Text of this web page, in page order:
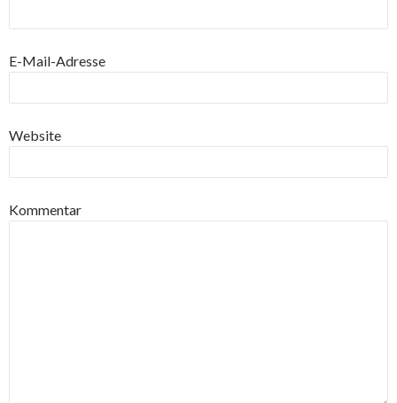
E-Mail-Adresse
Website
Kommentar